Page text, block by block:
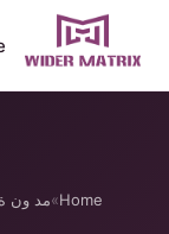
Home
»مد ون ة